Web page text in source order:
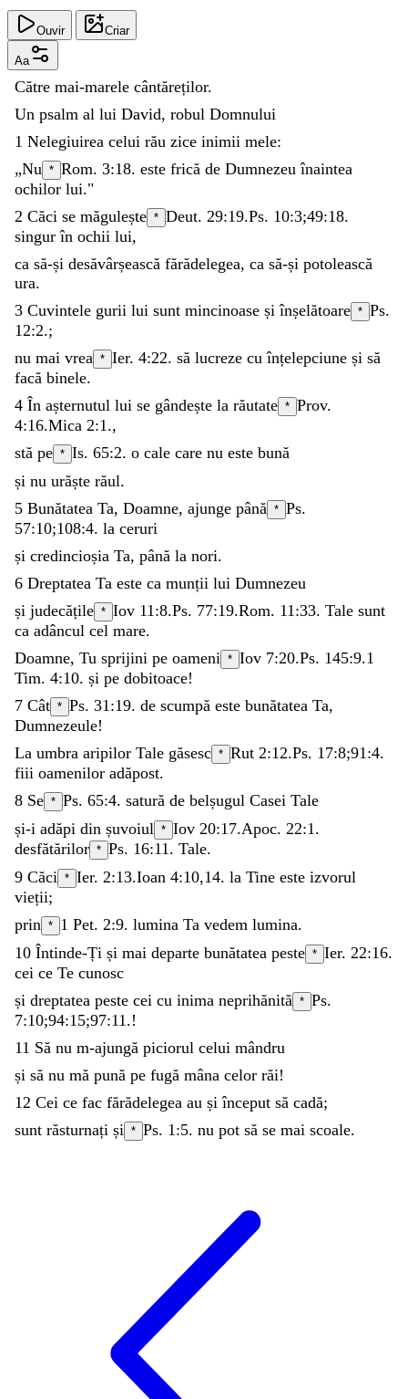
Ouvir Criar
Aa
Către mai-marele cântăreților.
Un psalm al lui David, robul Domnului
1 Nelegiuirea celui rău zice inimii mele:
„Nu * Rom. 3:18. este frică de Dumnezeuînaintea
ochilor lui."
2 Căci se măgulește * Deut. 29:19.Ps. 10:3;49:18.
singurîn ochii lui,
ca să-și desăvârșească fărădelegea, ca să-și potolească
ura.
3 Cuvintele gurii lui sunt mincinoase șiînșelătoare * Ps.
12:2.;
nu mai vrea * Ier. 4:22. să lucreze cuînțelepciune și să
facă binele.
4 În așternutul lui se gândește la răutate * Prov.
4:16.Mica 2:1 .,
stă pe * Is. 65:2. o cale care nu este bună
și nu urăște răul.
5 Bunătatea Ta, Doamne, ajunge până * Ps.
57:10;108:4. la ceruri
și credincioșia Ta, până la nori.
6 Dreptatea Ta este ca munții lui Dumnezeu
și judecățile * Iov 11:8.Ps. 77:19.Rom. 11:33. Tale sunt
ca adâncul cel mare.
Doamne, Tu sprijini pe oameni * Iov 7:20.Ps. 145:9.1
Tim. 4:10. și pe dobitoace!
7 Cât * Ps. 31:19. de scumpă este bunătatea Ta,
Dumnezeule!
La umbra aripilor Tale găsesc * Rut 2:12.Ps. 17:8;91:4.
fiii oamenilor adăpost.
8 Se * Ps. 65:4. satură de belșugul Casei Tale
și-i adăpi din șuvoiul * Iov 20:17.Apoc. 22:1 .
desfătărilor * Ps. 16:11 . Tale.
9 Căci * Ier. 2:13.Ioan 4:10,14. la Tine este izvorul
vieții;
prin * 1 Pet. 2:9. lumina Ta vedem lumina.
10 Întinde-Ți și mai departe bunătatea peste * Ier. 22:16.
cei ce Te cunosc
și dreptatea peste cei cu inima neprihănită * Ps.
7:10;94:15;97:11 .!
11 Să nu m-ajungă piciorul celui mândru
și să nu mă pună pe fugă mâna celor răi!
12 Cei ce fac fărădelegea au șiînceput să cadă;
sunt răsturnați și * Ps. 1:5. nu pot să se mai scoale.